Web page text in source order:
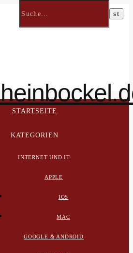
STARTSEITE
KATEGORIEN
INTERNET UND IT
APPLE
IOS
MAC
GOOGLE & ANDROID